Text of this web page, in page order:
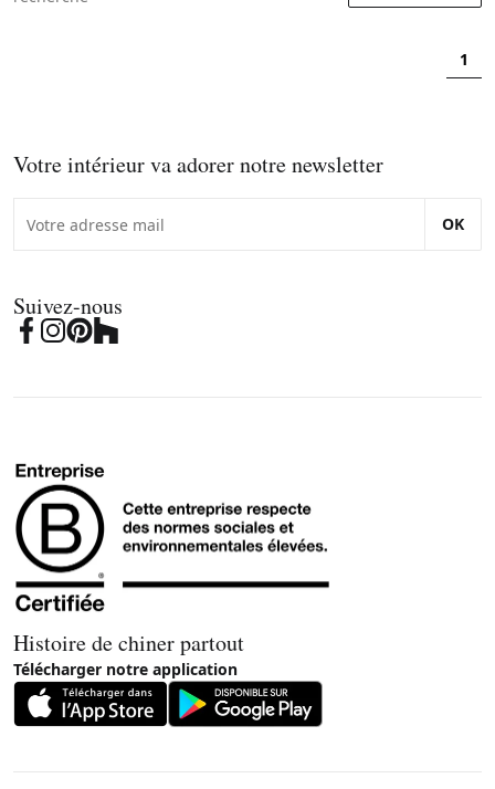
1
Votre intérieur va adorer notre newsletter
OK
Suivez-nous
Histoire de chiner partout
Télécharger notre application